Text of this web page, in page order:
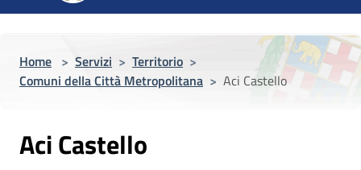
Home > Servizi > Territorio >
Comuni della Città Metropolitana > Aci Castello
Aci Castello